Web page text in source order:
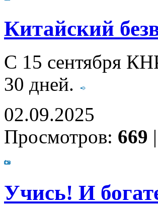
Китайский
С 15 сентября
30 дней.
02.09.2025
Просмотров: 669 |
Учись! И